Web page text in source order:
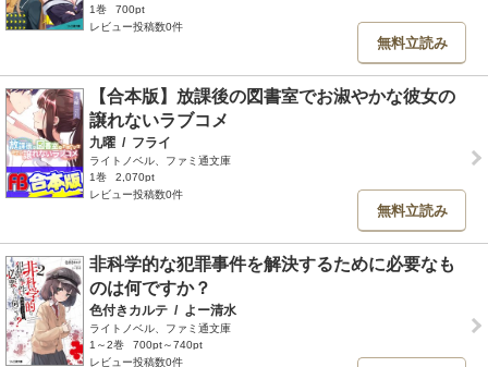
1巻
700pt
レビュー投稿数0件
無料立読み
【合本版】放課後の図書室でお淑やかな彼女の
譲れないラブコメ
九曜 / フライ
ライトノベル、ファミ通文庫
1巻
2,070pt
レビュー投稿数0件
無料立読み
非科学的な犯罪事件を解決するために必要なも
のは何ですか？
色付きカルテ / よー清水
ライトノベル、ファミ通文庫
1～2巻
700pt～740pt
レビュー投稿数0件